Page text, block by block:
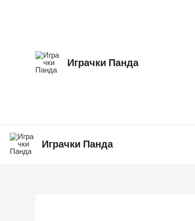
Играчки Панда
Играчки Панда